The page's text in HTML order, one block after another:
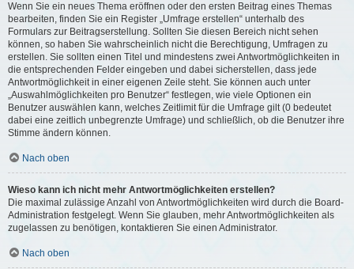
Wenn Sie ein neues Thema eröffnen oder den ersten Beitrag eines Themas
bearbeiten, finden Sie ein Register „Umfrage erstellen“ unterhalb des
Formulars zur Beitragserstellung. Sollten Sie diesen Bereich nicht sehen
können, so haben Sie wahrscheinlich nicht die Berechtigung, Umfragen zu
erstellen. Sie sollten einen Titel und mindestens zwei Antwortmöglichkeiten in
die entsprechenden Felder eingeben und dabei sicherstellen, dass jede
Antwortmöglichkeit in einer eigenen Zeile steht. Sie können auch unter
„Auswahlmöglichkeiten pro Benutzer“ festlegen, wie viele Optionen ein
Benutzer auswählen kann, welches Zeitlimit für die Umfrage gilt (0 bedeutet
dabei eine zeitlich unbegrenzte Umfrage) und schließlich, ob die Benutzer ihre
Stimme ändern können.
Nach oben
Wieso kann ich nicht mehr Antwortmöglichkeiten erstellen?
Die maximal zulässige Anzahl von Antwortmöglichkeiten wird durch die Board-
Administration festgelegt. Wenn Sie glauben, mehr Antwortmöglichkeiten als
zugelassen zu benötigen, kontaktieren Sie einen Administrator.
Nach oben